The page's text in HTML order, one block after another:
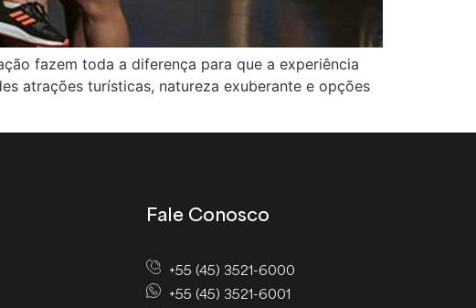
fazem toda a diferença para que a experiência
atrações turísticas, natureza exuberante e opções
Fale Conosco
+55 (45) 3521-6000
+55 (45) 3521-6001